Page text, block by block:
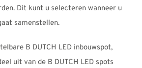
Dit kunt u selecteren wanneer u
samenstellen.
B DUTCH LED inbouwspot,
uit van de B DUTCH LED spots